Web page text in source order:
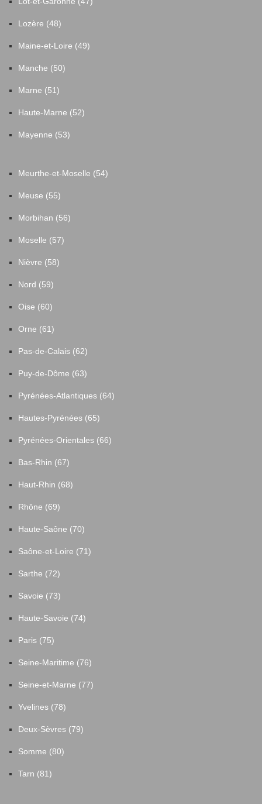
Lozère (48)
Maine-et-Loire (49)
Manche (50)
Marne (51)
Haute-Marne (52)
Mayenne (53)
Meurthe-et-Moselle (54)
Meuse (55)
Morbihan (56)
Moselle (57)
Nièvre (58)
Nord (59)
Oise (60)
Orne (61)
Pas-de-Calais (62)
Puy-de-Dôme (63)
Pyrénées-Atlantiques (64)
Hautes-Pyrénées (65)
Pyrénées-Orientales (66)
Bas-Rhin (67)
Haut-Rhin (68)
Rhône (69)
Haute-Saône (70)
Saône-et-Loire (71)
Sarthe (72)
Savoie (73)
Haute-Savoie (74)
Paris (75)
Seine-Maritime (76)
Seine-et-Marne (77)
Yvelines (78)
Deux-Sèvres (79)
Somme (80)
Tarn (81)